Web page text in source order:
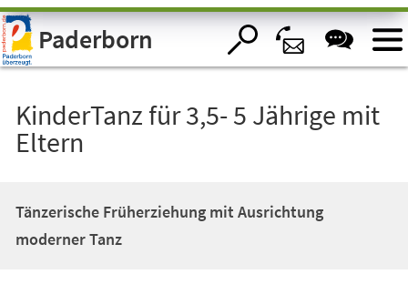
Visuelle
Assistenzsoftware
öffnen.Paderborn
KinderTanz für 3,5- 5 Jährige mit
Eltern
Tänzerische Früherziehung mit Ausrichtung
moderner Tanz